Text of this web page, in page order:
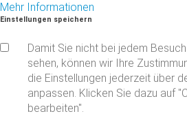
Mehr Informationen
Einstellungen speichern
Damit Sie nicht bei jedem
sehen, können wir Ihre
die Einstellungen jederzeit über
anpassen. Klicken Sie dazu auf
bearbeiten".